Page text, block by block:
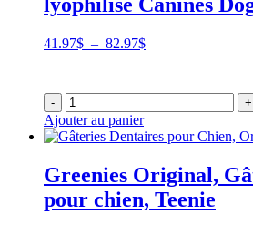
lyophilisé Canines
41.97$ – 82.97$Plage
41.97$
à
- +
Ajouter au panier
Greenies Original,
pour chien, Teenie